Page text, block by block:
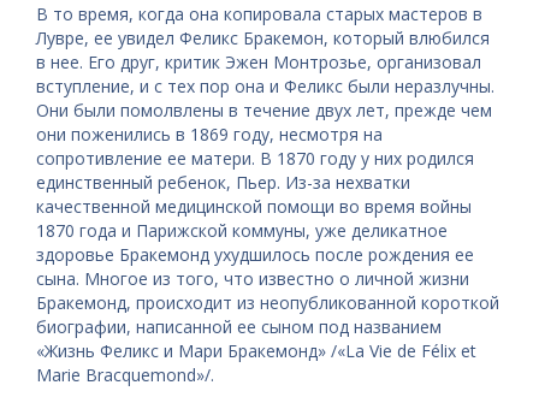
В то время, когда она копировала старых мастеров в
Лувре, ее увидел Феликс Бракемон, который влюбился
в нее. Его друг, критик Эжен Монтрозье, организовал
вступление, и с тех пор она и Феликс были неразлучны.
Они были помолвлены в течение двух лет, прежде чем
они поженились в 1869 году, несмотря на
сопротивление ее матери. В 1870 году у них родился
единственный ребенок, Пьер. Из-за нехватки
качественной медицинской помощи во время войны
1870 года и Парижской коммуны, уже деликатное
здоровье Бракемонд ухудшилось после рождения ее
сына. Многое из того, что известно о личной жизни
Бракемонд, происходит из неопубликованной короткой
биографии, написанной ее сыном под названием
«Жизнь Феликс и Мари Бракемонд» /«La Vie de Félix et
Marie Bracquemond»/.